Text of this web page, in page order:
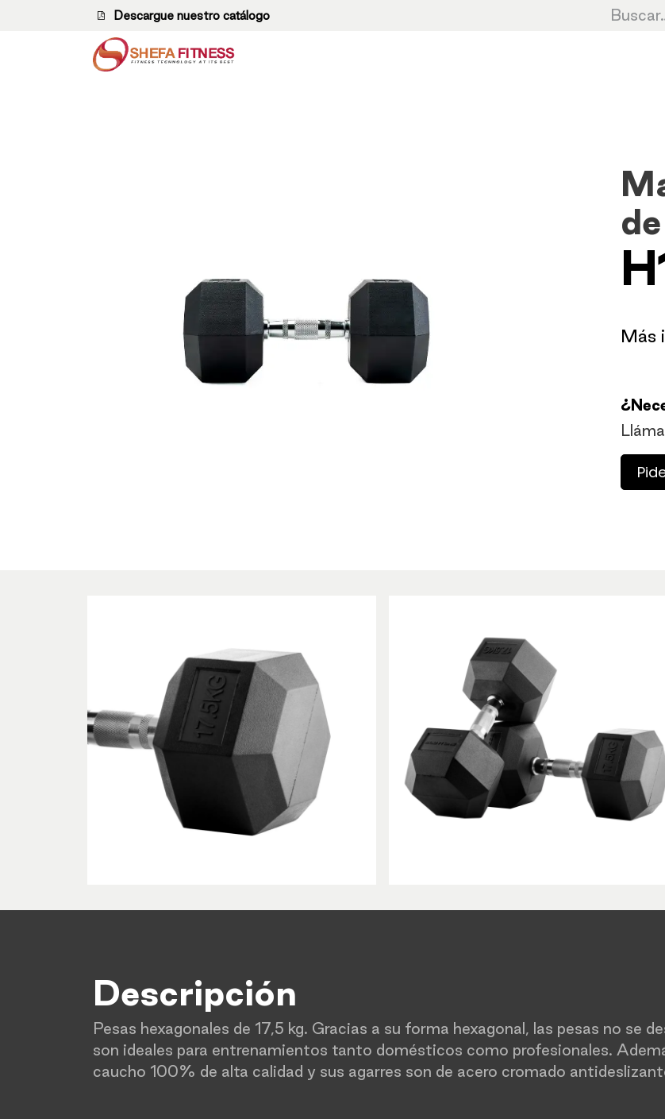
Ir al contenido Descargue nuestro catálogo
​Más
Descripción
Pesas hexagonales de 17,5 kg. Gracias a su forma hexagonal, las pesas no se
son ideales para entrenamientos tanto domésticos como profesionales.
caucho 100% de alta calidad y sus agarres son de acero cromado